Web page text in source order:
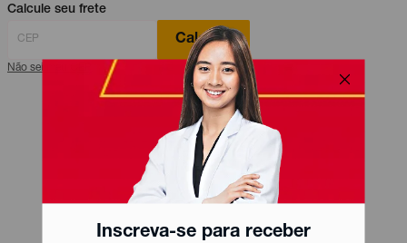
Inscreva-se para receber
Calcule seu frete
Calcular
Não sei meu CEP